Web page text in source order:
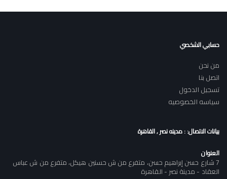
حسابي الشخصي
من نحن
اتصل بنا
تسجيل الدخول
سياسه الخصوصيه
بيانات الاتصال: : مدينه نصر , القاهرة
العنوان
7 شارع حسن إبراهيم حسن، متفرع من ش حسنين هيكل، متفرع من ش عباس
العقاد - مدينة نصر - القاهرة